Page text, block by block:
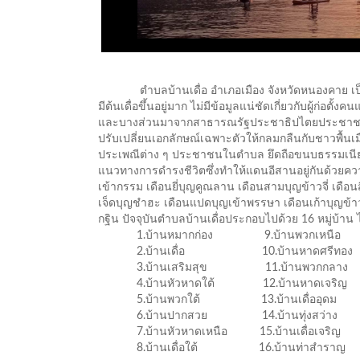
ตำบลบ้านเดื่อ อำเภอเมือง จังหวัดหนองคาย เป็
มีต้นเดื่อขึ้นอยู่มาก ไม่มีข้อมูลแน่ชัดเกี่ยวกับผู้ก่อตั้งค
และบางส่วนมาจากสาธารณรัฐประชาธิปไตยประช
ปรับเปลี่ยนเอกลักษณ์เฉพาะตัวให้กลมกลืนกับชาวพื้น
ประเพณีต่าง ๆ ประชาชนในตำบล ยึดถือขนบธรรมเ
แนวทางการดำรงชีวิตซึ่งทำให้แดนอีสานอยู่กันด้วยค
เข้ากรรม เดือนยี่บุญคูณลาน เดือนสามบุญข้าวจี่ เดือ
เจ็ดบุญชำฮะ เดือนแปดบุญเข้าพรรษา เดือนเก้าบุญ
กฐิน ปัจจุบันตำบลบ้านเดื่อประกอบไปด้วย 16 หมู่บ้าน
1.บ้านหมากก่อง 9.บ้านพวกเหนือ
2.บ้านเดื่อ 10.บ้านหาดศรีทอง
3.บ้านเสริมสุข 11.บ้านพวกกลาง
4.บ้านหัวหาดใต้ 12.บ้านหาดเจริญ
5.บ้านพวกใต้ 13.บ้านเดื่ออุดม
6.บ้านปากสวย 14.บ้านทุ่งสว่าง
7.บ้านหัวหาดเหนือ 15.บ้านเดื่อเจริญ
8.บ้านเดื่อใต้ 16.บ้านท่าสำราญ